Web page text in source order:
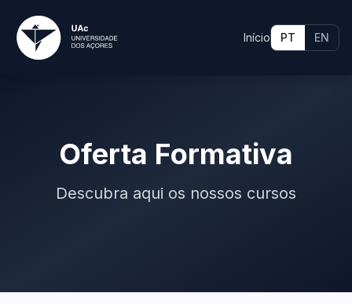
Início PT EN
Oferta Formativa
Descubra aqui os nossos cursos